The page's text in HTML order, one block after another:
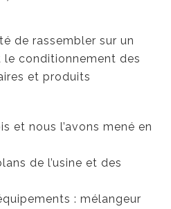
de rassembler sur un
conditionnement des
et produits
et nous l’avons mené en
de l’usine et des
: mélangeur